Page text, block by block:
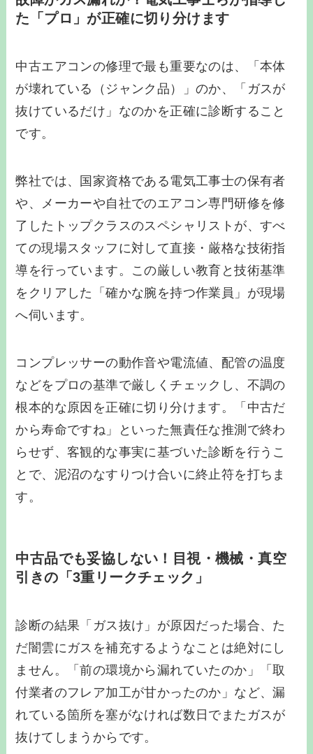
た「プロ」が正確に切り分けます
中古エアコンの修理で最も重要なのは、「本体
が壊れている（ジャンク品）」のか、「ガスが
抜けているだけ」なのかを正確に診断すること
です。
弊社では、国家資格である電気工事士の保有者
や、メーカーや自社でのエアコン専門研修を修
了したトップクラスのスペシャリストが、すべ
ての現場スタッフに対して直接・厳格な技術指
導を行っています。この厳しい教育と技術基準
をクリアした「確かな腕を持つ作業員」が現場
へ伺います。
コンプレッサーの動作音や電流値、配管の温度
などをプロの基準で厳しくチェックし、不調の
根本的な原因を正確に切り分けます。「中古だ
から寿命ですね」といった無責任な推測で終わ
らせず、客観的な事実に基づいた診断を行うこ
とで、泥沼のなすりつけ合いに終止符を打ちま
す。
中古品でも妥協しない！目視・機械・真空
引きの「3重リークチェック」
診断の結果「ガス抜け」が原因だった場合、た
だ闇雲にガスを補充するようなことは絶対にし
ません。「前の環境から漏れていたのか」「取
付業者のフレア加工が甘かったのか」など、漏
れている箇所を塞がなければ数日でまたガスが
抜けてしまうからです。